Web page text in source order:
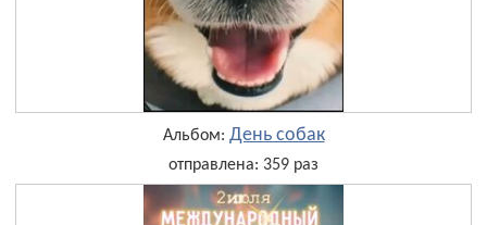
Альбом: День собак
отправлена: 359 раз